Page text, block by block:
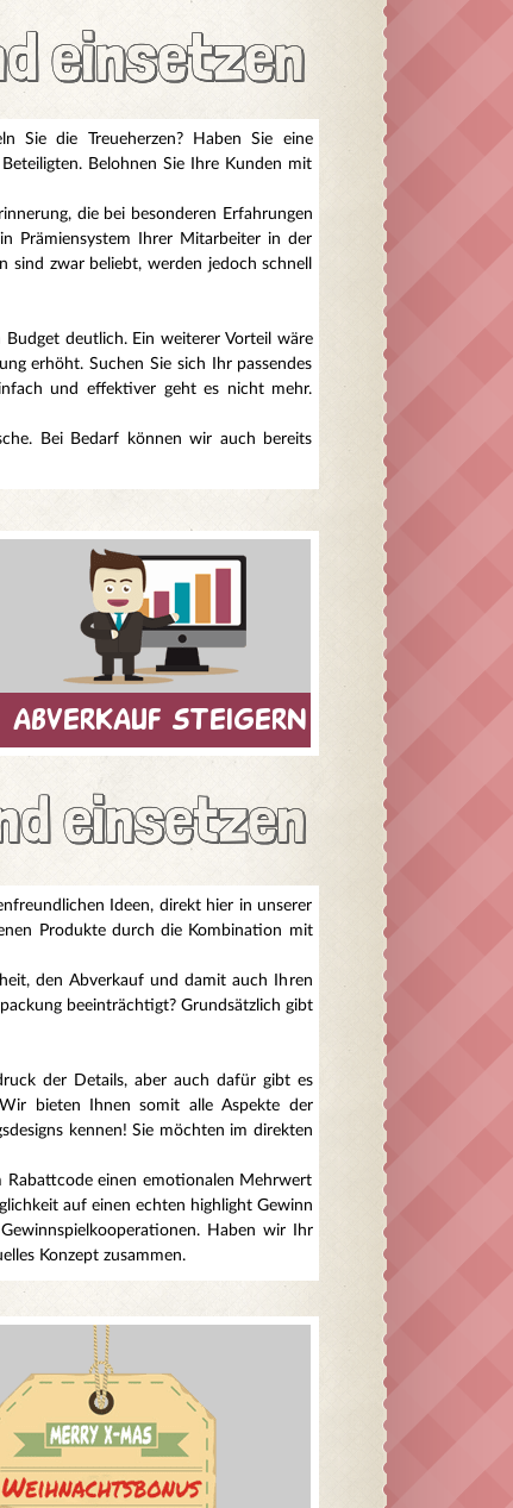
einsetzen
Sie die Treueherzen? Haben Sie eine
Belohnen Sie Ihre Kunden mit
die bei besonderen Erfahrungen
Prämiensystem Ihrer Mitarbeiter in der
zwar beliebt, werden jedoch schnell
Budget deutlich. Ein weiterer Vorteil wäre
erhöht. Suchen Sie sich Ihr passendes
und effektiver geht es nicht mehr.
Bei Bedarf können wir auch bereits
abverkauf steigern
einsetzen
Ideen, direkt hier in unserer
Produkte durch die Kombination mit
den Abverkauf und damit auch Ihren
beeinträchtigt? Grundsätzlich gibt
der Details, aber auch dafür gibt es
bieten Ihnen somit alle Aspekte der
kennen! Sie möchten im direkten
einen emotionalen Mehrwert
auf einen echten highlight Gewinn
Haben wir Ihr
Konzept zusammen.